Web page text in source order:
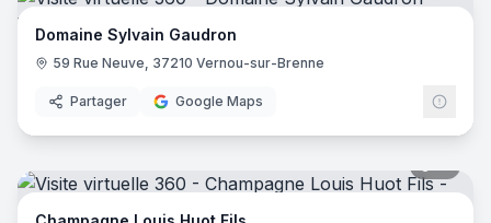
Domaine Sylvain Gaudron
59 Rue Neuve, 37210 Vernou-sur-Brenne
Partager Google Maps